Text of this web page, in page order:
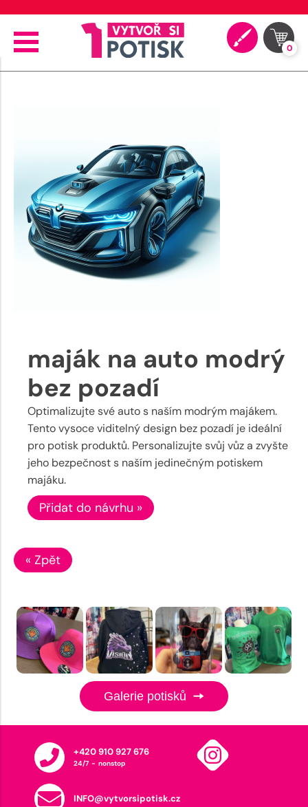
0
maják na auto modrý
bez pozadí
Optimalizujte své auto s naším modrým majákem.
Tento vysoce viditelný design bez pozadí je ideální
pro potisk produktů. Personalizujte svůj vůz a zvyšte
jeho bezpečnost s naším jedinečným potiskem
majáku.
Přidat do návrhu »
« Zpět
Galerie potisků
+420 910 927 676
24/7 - nonstop
INFO@vytvorsipotisk.cz